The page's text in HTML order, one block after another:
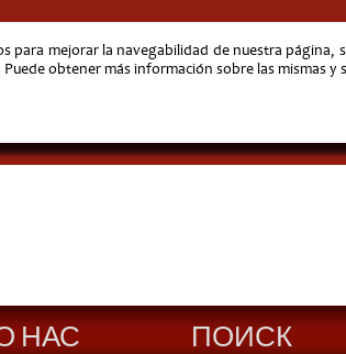
para mejorar la navegabilidad de nuestra página,
obtener más información sobre las mismas
НАС ПОИСК